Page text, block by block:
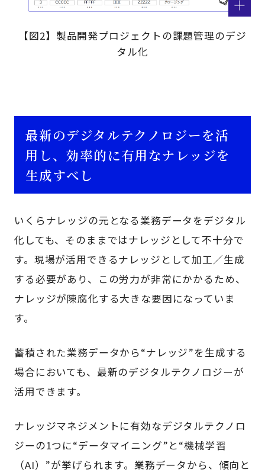
【図2】製品開発プロジェクトの課題管理のデジ
タル化
最新のデジタルテクノロジーを活
用し、効率的に有用なナレッジを
生成すべし
いくらナレッジの元となる業務データをデジタル
化しても、そのままではナレッジとして不十分で
す。現場が活用できるナレッジとして加工／生成
する必要があり、この労力が非常にかかるため、
ナレッジが陳腐化する大きな要因になっていま
す。
蓄積された業務データから“ナレッジ”を生成する
場合においても、最新のデジタルテクノロジーが
活用できます。
ナレッジマネジメントに有効なデジタルテクノロ
ジーの1つに“データマイニング”と“機械学習
（AI）”が挙げられます。業務データから、傾向と